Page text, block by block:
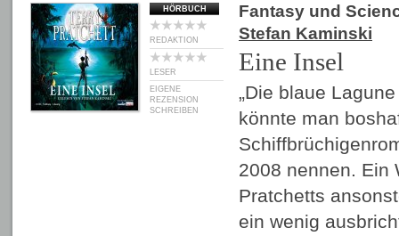
HÖRBUCH
REDAKTION
LESER
EIGENE
REZENSION
SCHREIBEN
Fantasy und
Stefan Kaminski
Eine Insel
„Die blaue
könnte man
2008 nennen. Ein
Pratchetts
ein wenig